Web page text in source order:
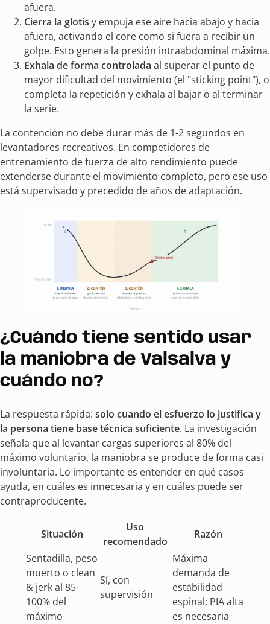
afuera.
Cierra la glotis y empuja ese aire hacia abajo y hacia
afuera, activando el core como si fuera a recibir un
golpe. Esto genera la presión intraabdominal máxima.
Exhala de forma controlada al superar el punto de
mayor dificultad del movimiento (el "sticking point"), o
completa la repetición y exhala al bajar o al terminar
la serie.
La contención no debe durar más de 1-2 segundos en
levantadores recreativos. En competidores de
entrenamiento de fuerza de alto rendimiento puede
extenderse durante el movimiento completo, pero ese uso
está supervisado y precedido de años de adaptación.
¿Cuándo tiene sentido usar
la maniobra de Valsalva y
cuándo no?
La respuesta rápida: solo cuando el esfuerzo lo justifica y
la persona tiene base técnica suficiente. La investigación
señala que al levantar cargas superiores al 80% del
máximo voluntario, la maniobra se produce de forma casi
involuntaria. Lo importante es entender en qué casos
ayuda, en cuáles es innecesaria y en cuáles puede ser
contraproducente.
Situación
Uso
recomendado
Razón
Sentadilla, peso
muerto o clean
& jerk al 85-
100% del
máximo
Sí, con
supervisión
Máxima
demanda de
estabilidad
espinal; PIA alta
es necesaria